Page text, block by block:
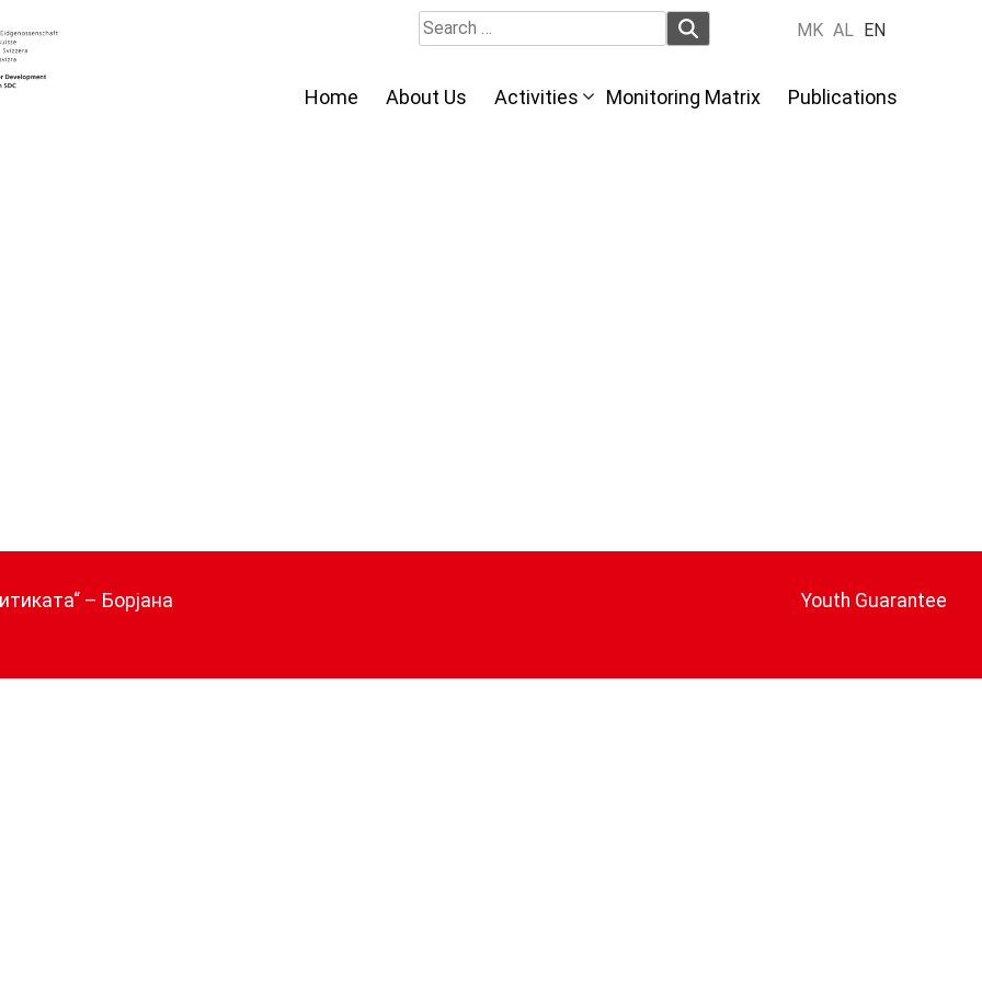
Search
for:
MK AL EN
Home About Us Activities Monitoring Matrix Publications
– Борјана Youth Guarantee